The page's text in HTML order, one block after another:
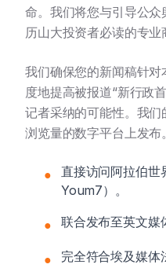
命。我们将您与引导公
历山大投资者必读的专业
我们确保您的新闻稿针
度地提高被报道“新行政
记者采纳的可能性。我
浏览量的数字平台上发布。
●
直接访问阿拉伯世
Youm7）。
● 联合发布至英文媒
● 完全符合埃及媒体